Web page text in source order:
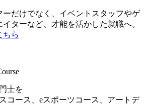
ーだけでなく、イベントスタッフやゲ
イターなど、才能を活かした就職へ。
ちら
士を
コース、eスポーツコース、アートデ